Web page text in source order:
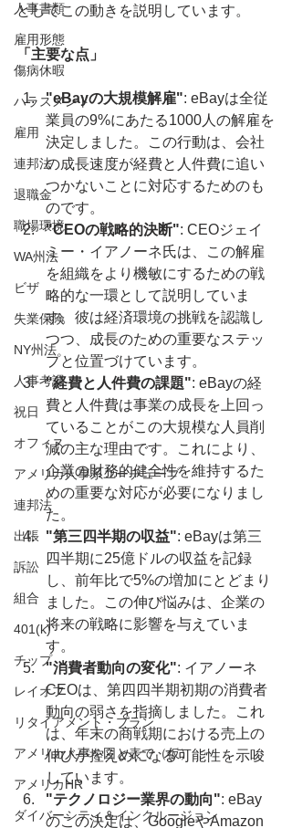
人事書類
雇用形態
傷病休暇
ハラスメント
雇用
連邦法
退職金
職場環境
WA州法
ビザ
失業保険
NY州法
人事考課
祝日
オフィス
アメリカ人事系ユーチューブ
連邦法
出張
訴訟
組合
401(k)
チップ
レイオフ
リタイアメント・プラン
アメリカ人事を図と表で（仮）
アメリカHR
ダイバーシティ＆インクルージョン
としてこの動きを説明しています。
「主要な点」
"eBayの大規模解雇": eBayは全従
業員の9%にあたる1000人の解雇を
決定しました。この行動は、会社
の成長速度が経費と人件費に追い
つかないことに対応するためのも
のです。
"CEOの戦略的決断": CEOジェイ
ミー・イアノーネ氏は、この解雇
を組織をより機敏にするための戦
略的な一環として説明していま
す。彼は経済環境の挑戦を認識し
つつ、成長のための重要なステッ
プと位置づけています。
"経費と人件費の課題": eBayの経
費と人件費は事業の成長を上回っ
ていることがこの大規模な人員削
減の主な理由です。これにより、
企業の財務的健全性を維持するた
めの重要な対応が必要になりまし
た。
"第三四半期の収益": eBayは第三
四半期に25億ドルの収益を記録
し、前年比で5%の増加にとどまり
ました。この伸び悩みは、企業の
将来の戦略に影響を与えていま
す。
"消費者動向の変化": イアノーネ
CEOは、第四四半期初期の消費者
動向の弱さを指摘しました。これ
は、年末の商戦期における売上の
伸びが控えめになる可能性を示唆
しています。
"テクノロジー業界の動向": eBay
のこの決定は、GoogleやAmazon